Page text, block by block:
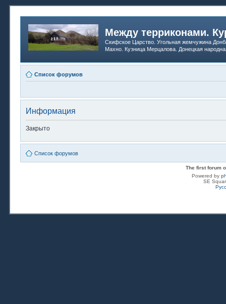
Между терриконами.
Скифское Царство. Угольная жемчужина
Махно. Кузница Мерцалова. Донецкая
Список форумов
Информация
Закрыто
Список форумов
The first forum
Powered by
SE